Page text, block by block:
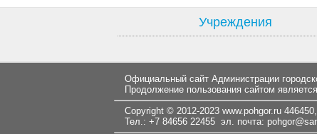
Учреждения
Официальный сайт Администрации
Продолжение пользования сайтом
Copyright © 2012-2023 www.pohgor.ru
Тел.: +7 84656 22455 эл. почта: